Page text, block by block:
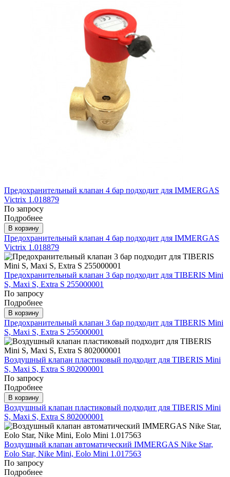
Предохранительный клапан 4 бар подходит для IMMERGAS
Victrix 1.018879
По запросу
Подробнее
В корзину
Предохранительный клапан 4 бар подходит для IMMERGAS
Victrix 1.018879
Предохранительный клапан 3 бар подходит для TIBERIS Mini
S, Maxi S, Extra S 255000001
По запросу
Подробнее
В корзину
Предохранительный клапан 3 бар подходит для TIBERIS Mini
S, Maxi S, Extra S 255000001
Воздушный клапан пластиковый подходит для TIBERIS Mini
S, Maxi S, Extra S 802000001
По запросу
Подробнее
В корзину
Воздушный клапан пластиковый подходит для TIBERIS Mini
S, Maxi S, Extra S 802000001
Воздушный клапан автоматический IMMERGAS Nike Star,
Eolo Star, Nike Mini, Eolo Mini 1.017563
По запросу
Подробнее